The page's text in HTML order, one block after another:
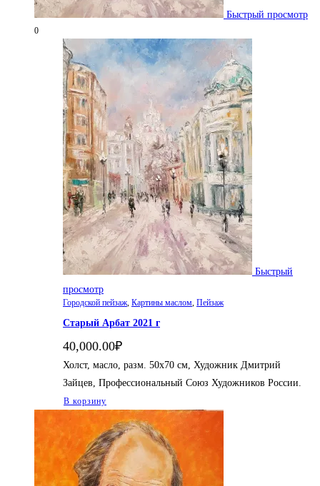
Быстрый просмотр
0
Быстрый
просмотр
Городской пейзаж, Картины маслом, Пейзаж
Старый Арбат 2021 г
40,000.00₽
Холст, масло, разм. 50х70 см, Художник Дмитрий
Зайцев, Профессиональный Союз Художников России.
В корзину